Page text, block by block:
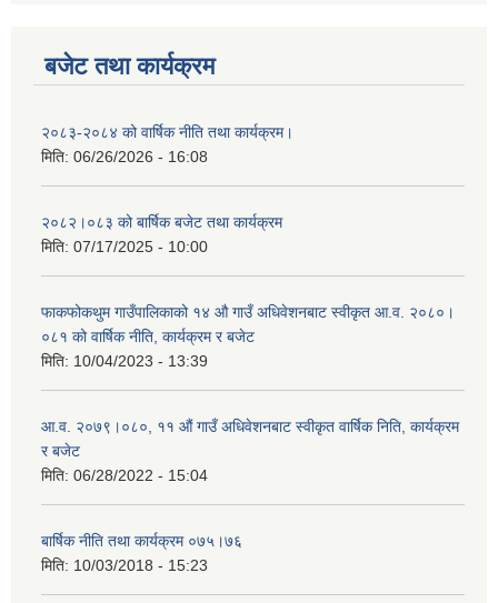
बजेट तथा कार्यक्रम
२०८३-२०८४ को वार्षिक नीति तथा कार्यक्रम।
मिति: 06/26/2026 - 16:08
२०८२।०८३ को बार्षिक बजेट तथा कार्यक्रम
मिति: 07/17/2025 - 10:00
फाकफोकथुम गाउँपालिकाको १४ औ गाउँ अधिवेशनबाट स्वीकृत आ.व. २०८०।
०८१ को वार्षिक नीति, कार्यक्रम र बजेट
मिति: 10/04/2023 - 13:39
आ.व. २०७९।०८०, ११ औं गाउँ अधिवेशनबाट स्वीकृत वार्षिक निति, कार्यक्रम
र बजेट
मिति: 06/28/2022 - 15:04
बार्षिक नीति तथा कार्यक्रम ०७५।७६
मिति: 10/03/2018 - 15:23